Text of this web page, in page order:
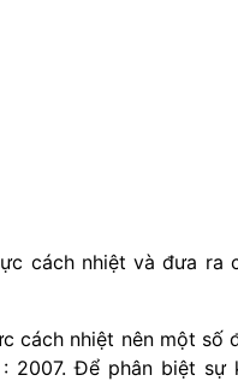
cách nhiệt và đưa ra
cách nhiệt nên một số
2007. Để phân biệt sự